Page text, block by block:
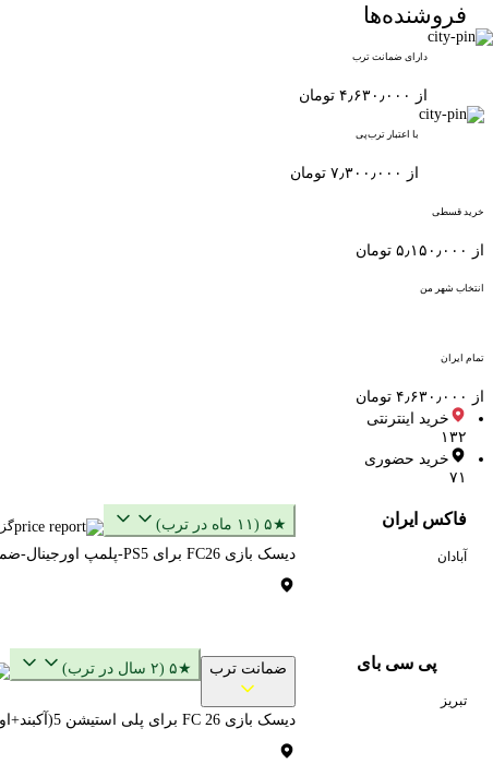
فروشنده‌ها
دارای ضمانت ترب
از ۴٫۶۳۰٫۰۰۰ تومان
با اعتبار ترب‌پی
از ۷٫۳۰۰٫۰۰۰ تومان
خرید قسطی
از ۵٫۱۵۰٫۰۰۰ تومان
انتخاب شهر من
تمام ایران
از ۴٫۶۳۰٫۰۰۰ تومان
خرید اینترنتی
۱۳۲
خرید حضوری
۷۱
فاکس ایران
آبادان
★۵ (۱۱ ماه در ترب)
دیسک بازی FC26 برای PS5-پلمپ اورجینال-ضمانت اصل بودن
پی سی بای
تبریز
ضمانت ترب ★۵ (۲ سال در ترب)
دیسک بازی FC 26 برای پلی استیشن 5(آکبند+اورجینال پک اصلی)